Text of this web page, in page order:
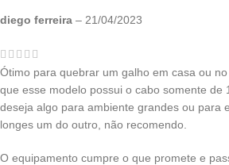
diego ferreira – 21/04/2023
Ótimo para quebrar um galho em casa ou
que esse modelo possui o cabo somente de
deseja algo para ambiente grandes ou para
longes um do outro, não recomendo.
O equipamento cumpre o que promete e